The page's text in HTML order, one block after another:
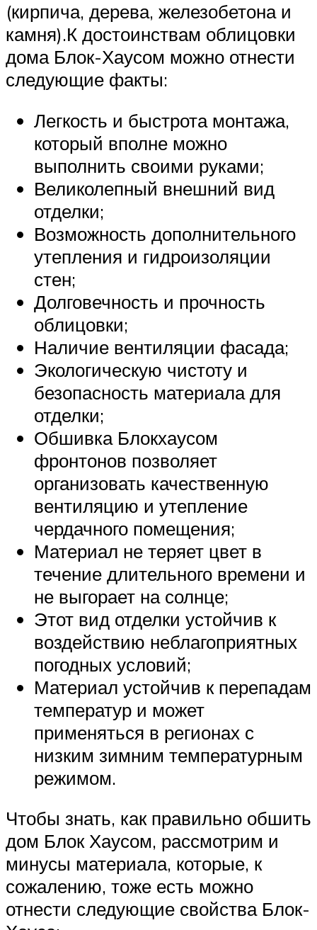
(кирпича, дерева, железобетона и
камня).К достоинствам облицовки
дома Блок-Хаусом можно отнести
следующие факты:
Легкость и быстрота монтажа,
который вполне можно
выполнить своими руками;
Великолепный внешний вид
отделки;
Возможность дополнительного
утепления и гидроизоляции
стен;
Долговечность и прочность
облицовки;
Наличие вентиляции фасада;
Экологическую чистоту и
безопасность материала для
отделки;
Обшивка Блокхаусом
фронтонов позволяет
организовать качественную
вентиляцию и утепление
чердачного помещения;
Материал не теряет цвет в
течение длительного времени и
не выгорает на солнце;
Этот вид отделки устойчив к
воздействию неблагоприятных
погодных условий;
Материал устойчив к перепадам
температур и может
применяться в регионах с
низким зимним температурным
режимом.
Чтобы знать, как правильно обшить
дом Блок Хаусом, рассмотрим и
минусы материала, которые, к
сожалению, тоже есть можно
отнести следующие свойства Блок-